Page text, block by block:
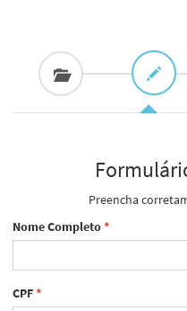
Preencha
Nome Completo*
CPF*